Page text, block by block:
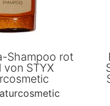
Shampoo rot
von STYX